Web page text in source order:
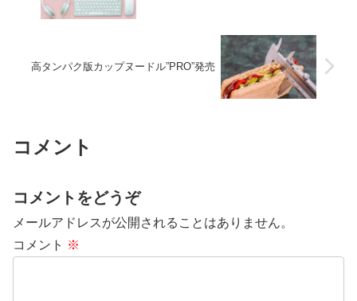
高タンパク版カップヌードル”PRO”発売
コメント
コメントをどうぞ
メールアドレスが公開されることはありません。
コメント ※